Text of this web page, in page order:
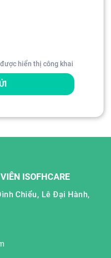
hiển thị công khai
ISOFHCARE
Chiểu, Lê Đại Hành,